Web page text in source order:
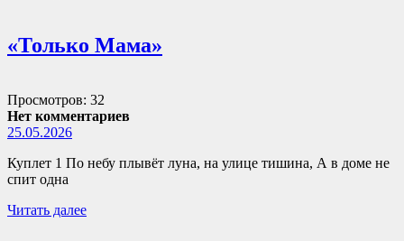
«Только Мама»
Просмотров: 32
Нет комментариев
25.05.2026
Куплет 1 По небу плывёт луна, на улице тишина, А в доме не
спит одна
Читать далее